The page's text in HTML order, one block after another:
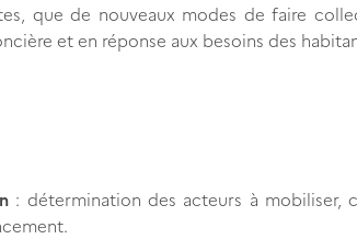
que de nouveaux modes de faire
et en réponse aux besoins des
: détermination des acteurs à mobiliser,